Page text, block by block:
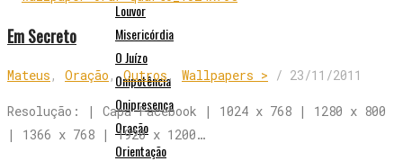
Louvor
Misericórdia
O Juízo
Onipotência
Onipresença
Oração
Orientação
Em Secreto
Mateus , Oração ,Outros, Wallpapers > / 23/11/2011
Resolução: | Capa Facebook | 1024 x 768 | 1280 x 800
| 1366 x 768 | 1920 x 1200…